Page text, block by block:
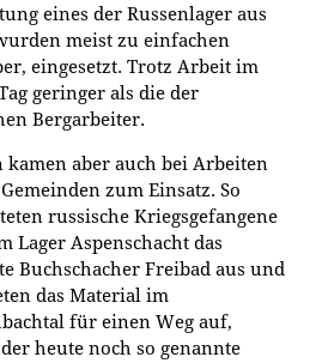
eines der Russenlager aus
meist zu einfachen
eingesetzt. Trotz Arbeit im
geringer als die der
Bergarbeiter.
kamen aber auch bei Arbeiten
zum Einsatz. So
russische Kriegsgefangene
Lager Aspenschacht das
Buchschacher Freibad aus und
das Material im
für einen Weg auf,
heute noch so genannte